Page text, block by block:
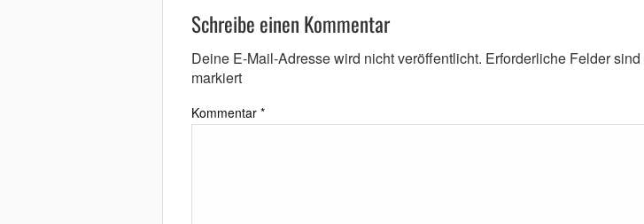
Schreibe einen Kommentar
Deine E-Mail-Adresse wird nicht veröffentlicht. Erforderliche Felder sind
markiert
Kommentar *